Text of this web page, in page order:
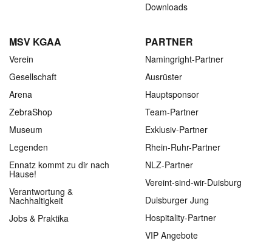
Downloads
MSV KGAA
Verein
Gesellschaft
Arena
ZebraShop
Museum
Legenden
Ennatz kommt zu dir nach
Hause!
Verantwortung &
Nachhaltigkeit
Jobs & Praktika
PARTNER
Namingright-Partner
Ausrüster
Hauptsponsor
Team-Partner
Exklusiv-Partner
Rhein-Ruhr-Partner
NLZ-Partner
Vereint-sind-wir-Duisburg
Duisburger Jung
Hospitality-Partner
VIP Angebote